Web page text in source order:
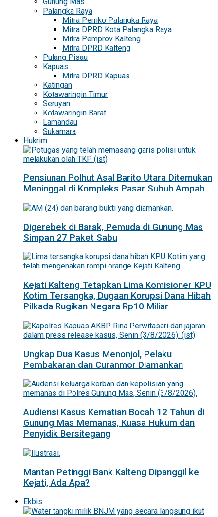
Palangka Raya
Mitra Pemko Palangka Raya
Mitra DPRD Kota Palangka Raya
Mitra Pemprov Kalteng
Mitra DPRD Kalteng
Pulang Pisau
Kapuas
Mitra DPRD Kapuas
Katingan
Kotawaringin Timur
Seruyan
Kotawaringin Barat
Lamandau
Sukamara
Hukrim
Pensiunan Polhut Asal Barito Utara Ditemukan
Meninggal di Kompleks Pasar Subuh Ampah
Digerebek di Barak, Pemuda di Gunung Mas
Simpan 27 Paket Sabu
Kejati Kalteng Tetapkan Lima Komisioner KPU
Kotim Tersangka, Dugaan Korupsi Dana Hibah
Pilkada Rugikan Negara Rp10 Miliar
Ungkap Dua Kasus Menonjol, Pelaku
Pembakaran dan Curanmor Diamankan
Audiensi Kasus Kematian Bocah 12 Tahun di
Gunung Mas Memanas, Kuasa Hukum dan
Penyidik Bersitegang
Mantan Petinggi Bank Kalteng Dipanggil ke
Kejati, Ada Apa?
Ekbis